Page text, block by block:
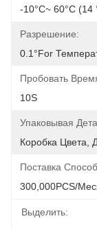
-10°C~ 60°C (14
Разрешение:
0.1°for
Пробовать
10S
Упаковывая
Коробка Цвета,
Поставка
300,000PCS/
Выделить: